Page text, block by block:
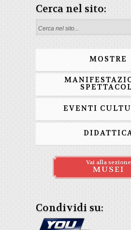
Cerca nel sito:
Form di ricerca
MOSTRE
EVENTI
Vai alla sezione
MUSEI
Condividi su: